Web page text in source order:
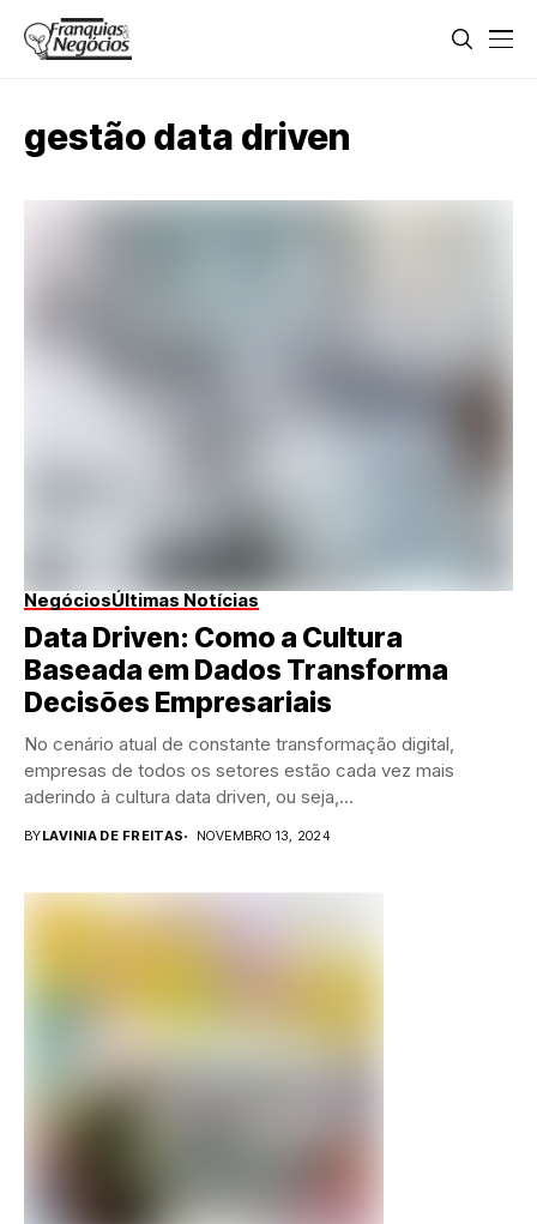
gestão data driven
NegóciosÚltimas Notícias
Data Driven: Como a Cultura
Baseada em Dados Transforma
Decisões Empresariais
No cenário atual de constante transformação digital,
empresas de todos os setores estão cada vez mais
aderindo à cultura data driven, ou seja,...
BYLAVINIA DE FREITAS NOVEMBRO 13, 2024